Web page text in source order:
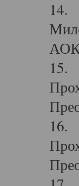
14.
15.
16.